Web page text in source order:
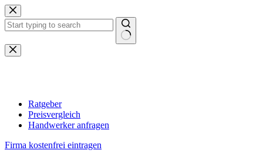
Zum
Inhalt
springen
Keine
Ergebnisse
Ratgeber
Preisvergleich
Handwerker anfragen
Firma kostenfrei eintragen